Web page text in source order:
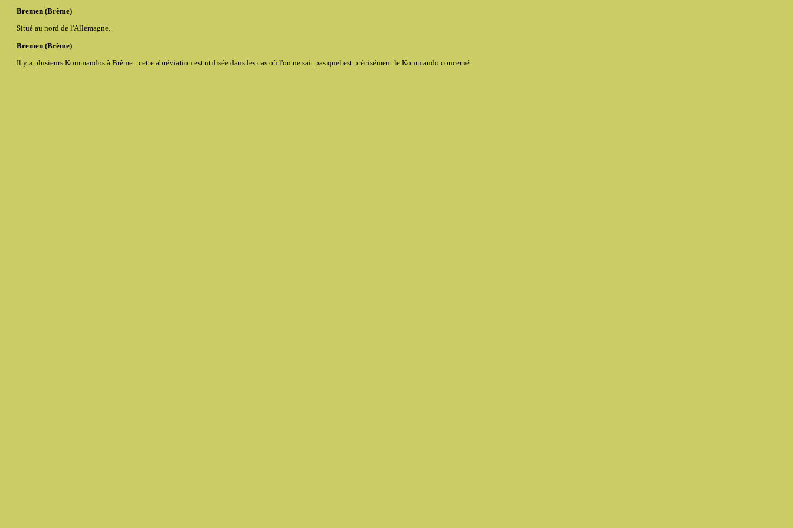
Bremen (Brême)
Situé au nord de l'Allemagne.
Bremen (Brême)
Il y a plusieurs Kommandos à Brême : cette abréviation est utilisée dans les cas où l'on ne sait pas quel est précisément le Kommando concerné.